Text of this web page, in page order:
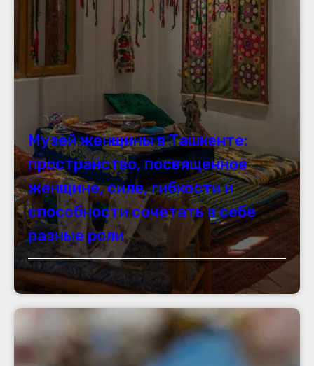
Музей женщины в Ташкенте:
пространство, посвященное
женщине, силе, гибкости и
способности сочетать в себе
разные роли